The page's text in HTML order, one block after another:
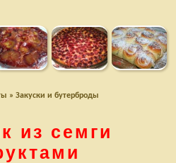
» Закуски и бутерброды
из семги